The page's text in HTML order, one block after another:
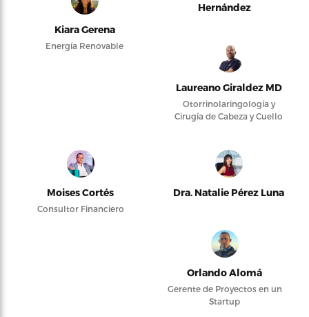
Kiara Gerena
Energía Renovable
Hernández
Laureano Giraldez MD
Otorrinolaringología y
Cirugía de Cabeza y Cuello
Moises Cortés
Consultor Financiero
Dra. Natalie Pérez Luna
Orlando Alomá
Gerente de Proyectos en un
Startup